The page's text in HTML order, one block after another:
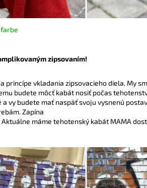
zipsovaním!
princípe vkladania zipsovacieho diela. My
budete môcť kabát nosiť počas
vy budete mať naspäť svoju vysnenú
Zapína
Aktuálne máme tehotenský kabát MAMA